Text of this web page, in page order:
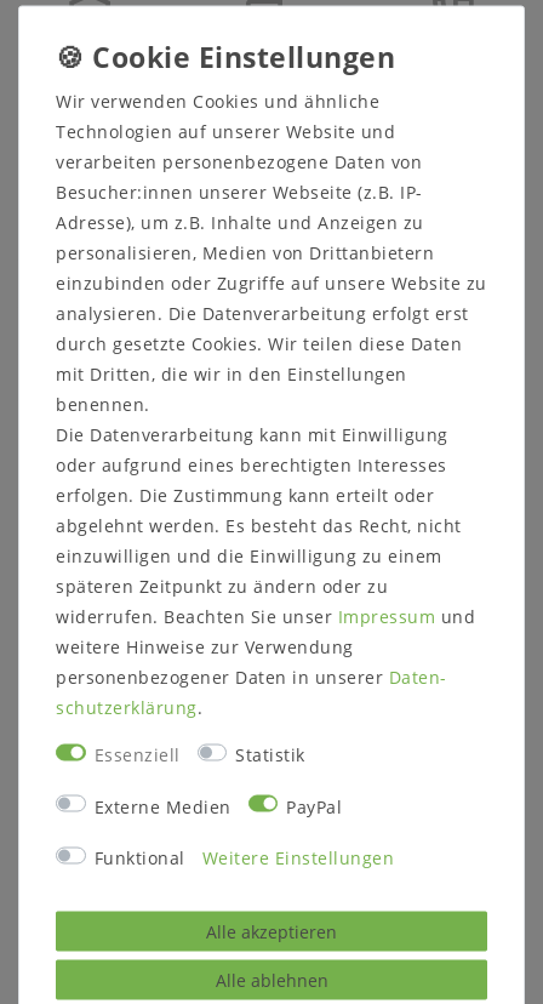
Sicher
einkaufen
Schneller
Versand
05321 68599-0
Hier finden Sie weitere Möbel aus der Wildeiche-
Möbelserie RÖDVIG.
Beschreibung
Prospekte
Produktsicherheit
Produktbewertung
Kleiderschrank 4-türig -
Wildeiche massiv natur geölt
Falttürenschrank -
Schlafzimmerschrank - Massivholz
Schlafzimmerschrank mit vier Falttüren und
zwei großen Kleiderstangen.
Dieser Kleiderschrank ist aus massiver Eiche
4 Falttüren
Wir verwenden Cookies und ähnliche
Technologien auf unserer Website und
verarbeiten personenbezogene Daten von
Besucher:innen unserer Webseite (z.B. IP-
Adresse), um z.B. Inhalte und Anzeigen zu
personalisieren, Medien von Drittanbietern
einzubinden oder Zugriffe auf unsere Website zu
analysieren. Die Datenverarbeitung erfolgt erst
durch gesetzte Cookies. Wir teilen diese Daten
mit Dritten, die wir in den Einstellungen
benennen.
Die Datenverarbeitung kann mit Einwilligung
oder aufgrund eines berechtigten Interesses
erfolgen. Die Zustimmung kann erteilt oder
abgelehnt werden. Es besteht das Recht, nicht
einzuwilligen und die Einwilligung zu einem
späteren Zeitpunkt zu ändern oder zu
widerrufen. Beachten Sie unser Impressum und
weitere Hinweise zur Verwendung
personenbezogener Daten in unserer Daten­
schutz­erklärung.
Essenziell Statistik
Externe Medien PayPal
Funktional Weitere Einstellungen
Alle akzeptieren
Alle ablehnen